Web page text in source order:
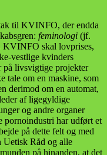
til KVINFO, der endda
feminologi (jf.
KVINFO skal lovprises,
vestlige kvinders
på livsvigtige projekter
tale om en maskine, som
derimod om en automat,
af ligegyldige
og andre organer
pornoindustri har udført et
på dette felt og med
Uetisk Råd og alle
på hinanden, at det